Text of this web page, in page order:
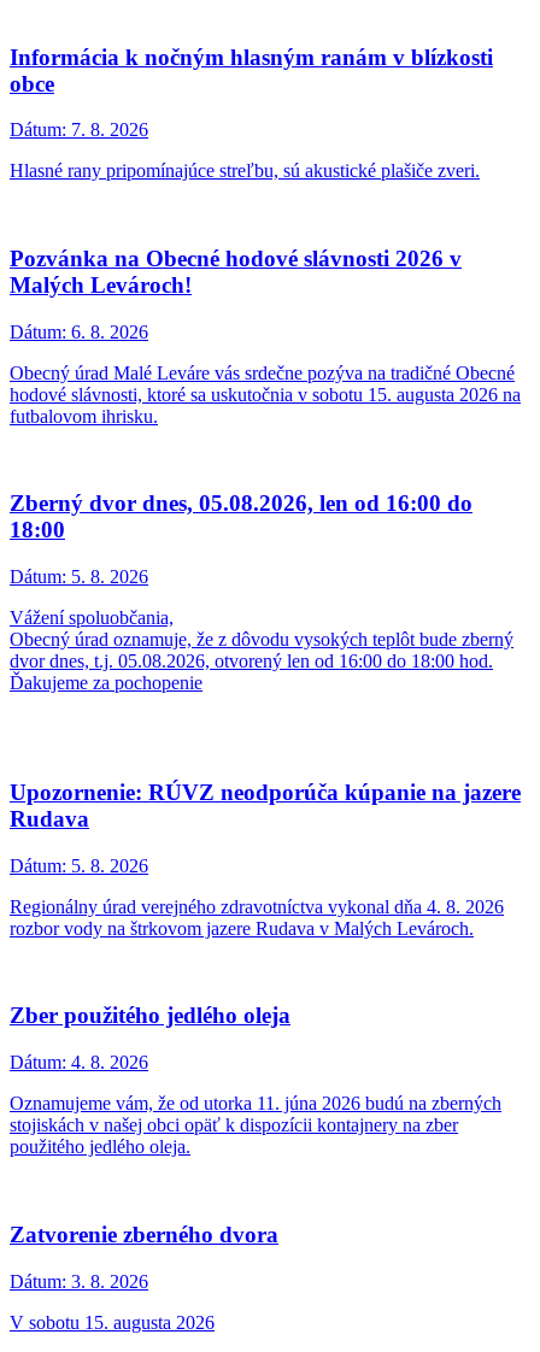
Informácia k nočným hlasným ranám v blízkosti
obce
Dátum: 7. 8. 2026
Hlasné rany pripomínajúce streľbu, sú akustické plašiče zveri.
Pozvánka na Obecné hodové slávnosti 2026 v
Malých Levároch!
Dátum: 6. 8. 2026
Obecný úrad Malé Leváre vás srdečne pozýva na tradičné Obecné
hodové slávnosti, ktoré sa uskutočnia v sobotu 15. augusta 2026 na
futbalovom ihrisku.
Zberný dvor dnes, 05.08.2026, len od 16:00 do
18:00
Dátum: 5. 8. 2026
Vážení spoluobčania,
Obecný úrad oznamuje, že z dôvodu vysokých teplôt bude zberný
dvor dnes, t.j. 05.08.2026, otvorený len od 16:00 do 18:00 hod.
Ďakujeme za pochopenie
Upozornenie: RÚVZ neodporúča kúpanie na jazere
Rudava
Dátum: 5. 8. 2026
Regionálny úrad verejného zdravotníctva vykonal dňa 4. 8. 2026
rozbor vody na štrkovom jazere Rudava v Malých Levároch.
Zber použitého jedlého oleja
Dátum: 4. 8. 2026
Oznamujeme vám, že od utorka 11. júna 2026 budú na zberných
stojiskách v našej obci opäť k dispozícii kontajnery na zber
použitého jedlého oleja.
Zatvorenie zberného dvora
Dátum: 3. 8. 2026
V sobotu 15. augusta 2026